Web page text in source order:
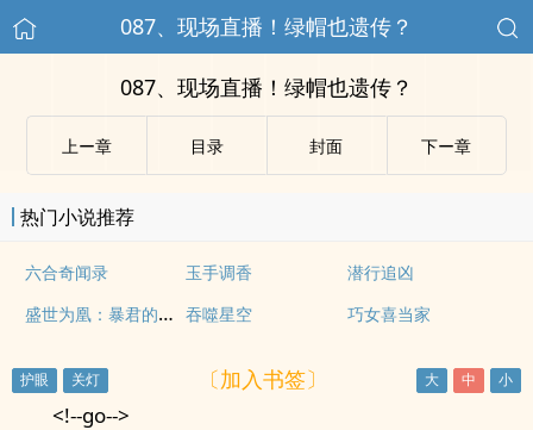
087、现场直播！绿帽也遗传？
087、现场直播！绿帽也遗传？
上ー章 目录 封面 下ー章
热门小说推荐
六合奇闻录 玉手调香 潜行追凶
盛世为凰：暴君的一等贤妃 吞噬星空 巧女喜当家
〔加入书签〕
<!--go-->